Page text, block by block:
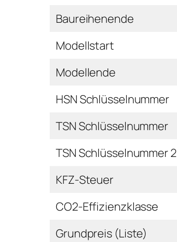
Baureihenende
Modellstart
Modellende
HSN Schlüsselnummer
TSN Schlüsselnummer
TSN Schlüsselnummer 2
KFZ-Steuer
CO2-Effizienzklasse
Grundpreis (Liste)